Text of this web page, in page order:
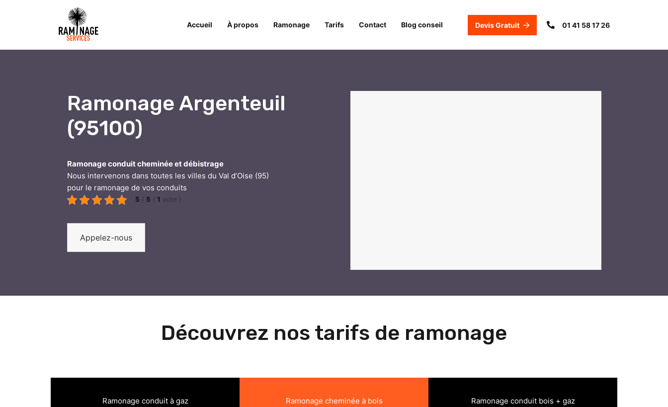
Accueil À propos Ramonage Tarifs Contact Blog conseil Devis Gratuit 01 41 58 17 26
Ramonage Argenteuil
(95100)
Ramonage conduit cheminée et débistrage
Nous intervenons dans toutes les villes du Val d’Oise (95)
pour le ramonage de vos conduits
5 / 5 ( 1 vote )
Appelez-nous
Découvrez nos tarifs de ramonage
Ramonage conduit à gaz Ramonage cheminée à bois Ramonage conduit bois + gaz